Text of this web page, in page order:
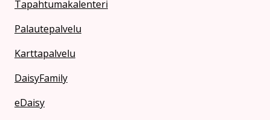
Tapahtumakalenteri
Palautepalvelu
Karttapalvelu
DaisyFamily
eDaisy